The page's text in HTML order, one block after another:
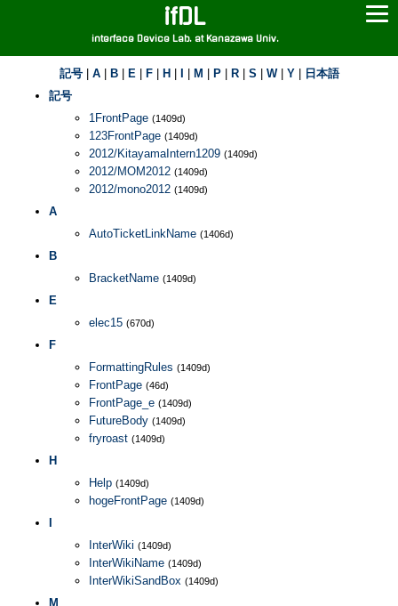
ifDL
interface Device Lab. at Kanazawa Univ.
記号| A| B| E| F| H M P| R| S W| Y|
日本語
記号
1FrontPage (1409d)
123FrontPage (1409d)
2012/KitayamaIntern1209 (1409d)
2012/MOM2012 (1409d)
2012/mono2012 (1409d)
A
AutoTicketLinkName (1406d)
B
BracketName (1409d)
E
elec15 (670d)
F
FormattingRules (1409d)
FrontPage (46d)
FrontPage_e (1409d)
FutureBody (1409d)
fryroast (1409d)
H
Help (1409d)
hogeFrontPage (1409d)
InterWiki (1409d)
InterWikiName (1409d)
InterWikiSandBox (1409d)
M